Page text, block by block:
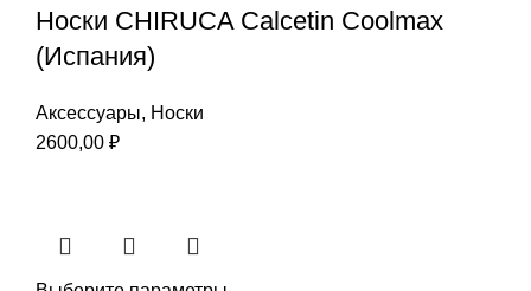
Носки CHIRUCA Calcetin Coolmax
(Испания)
Аксессуары, Носки
2600,00 ₽